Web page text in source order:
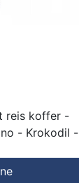
reis koffer -
- Krokodil -